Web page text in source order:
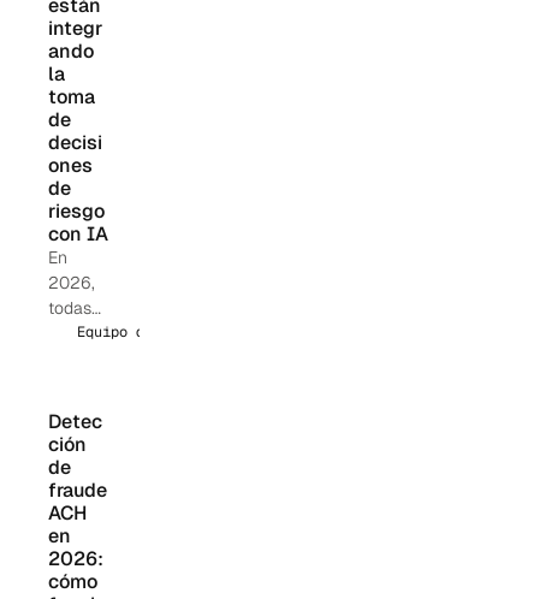
confide
ncialida
d de los
Reporte
s de
Activida
des
Sospec
hosas
(SAR),
el
interca
mbio de
real y
cómo
las
instituci
ones
financie
ras
están
integr
ando
la
toma
de
decisi
ones
de
riesgo
con IA
En
2026,
todas
financie
ras les
están
haciend
o a sus
proveed
ores la
misma
Equipo de Oscilar
Detec
ción
de
fraude
ACH
en
2026:
cómo